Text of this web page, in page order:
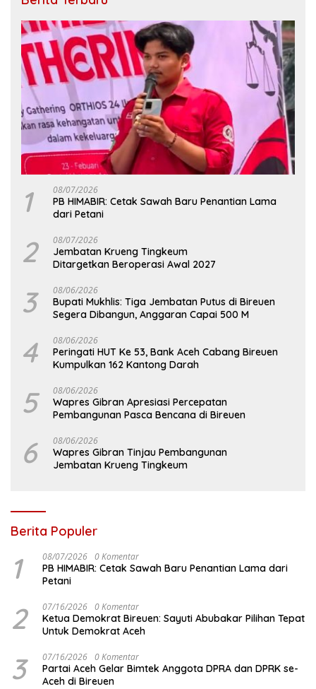
1 08/07/2026
PB HIMABIR: Cetak Sawah Baru Penantian Lama
dari Petani
2 08/07/2026
Jembatan Krueng Tingkeum
Ditargetkan Beroperasi Awal 2027
3 08/06/2026
Bupati Mukhlis: Tiga Jembatan Putus di Bireuen
Segera Dibangun, Anggaran Capai 500 M
4 08/06/2026
Peringati HUT Ke 53, Bank Aceh Cabang Bireuen
Kumpulkan 162 Kantong Darah
5 08/06/2026
Wapres Gibran Apresiasi Percepatan
Pembangunan Pasca Bencana di Bireuen
6 08/06/2026
Wapres Gibran Tinjau Pembangunan
Jembatan Krueng Tingkeum
Berita Populer
1 08/07/2026 0 Komentar
PB HIMABIR: Cetak Sawah Baru Penantian Lama dari
Petani
2 07/16/2026 0 Komentar
Ketua Demokrat Bireuen: Sayuti Abubakar Pilihan Tepat
Untuk Demokrat Aceh
3 07/16/2026 0 Komentar
Partai Aceh Gelar Bimtek Anggota DPRA dan DPRK se-
Aceh di Bireuen